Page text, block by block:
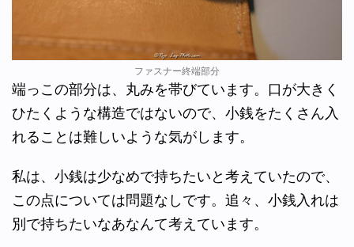
ファスナー終端部分
端っこの部分は、丸みを帯びています。口が大きく
ひたくような構造ではないので、小銭をたくさん入
れることは難しいような気がします。
私は、小銭は少なめで持ちたいと考えていたので、
この点については問題なしです。追々、小銭入れは
別で持ちたいなあなんて考えています。